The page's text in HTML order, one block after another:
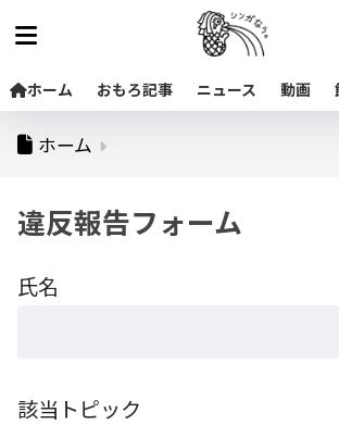
ホーム おもろ記事 ニュース 動画
ホーム
違反報告フォーム
氏名
該当トピック